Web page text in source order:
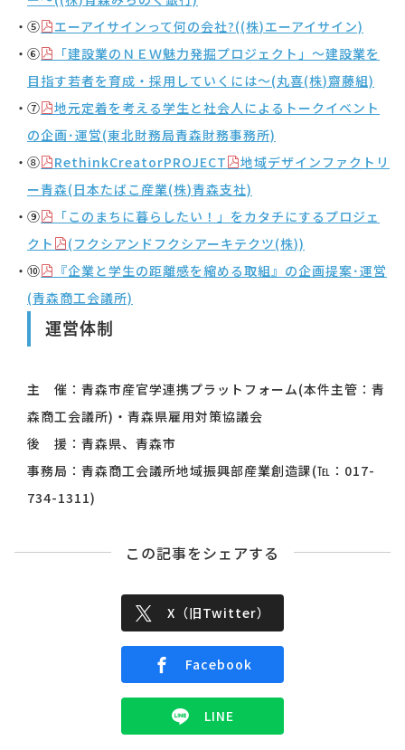
⑤
エーアイサインって何の会社?((株)エーアイサイン)
⑥
「建設業のＮＥＷ魅力発掘プロジェクト」～建設業を
目指す若者を育成・採用していくには～(丸喜(株)齋藤組)
⑦
地元定着を考える学生と社会人によるトークイベント
の企画･運営(東北財務局青森財務事務所)
⑧
RethinkCreatorPROJECT
地域デザインファクトリ
ー青森(日本たばこ産業(株)青森支社)
⑨
「このまちに暮らしたい！」をカタチにするプロジェ
クト
(フクシアンドフクシアーキテクツ(株))
⑩
『企業と学生の距離感を縮める取組』の企画提案･運営
(青森商工会議所)
運営体制
主 催：青森市産官学連携プラットフォーム(本件主管：青
森商工会議所)・青森県雇用対策協議会
後 援：青森県、青森市
事務局：青森商工会議所地域振興部産業創造課(℡：017-
734-1311)
この記事をシェアする
X（旧Twitter）
Facebook
LINE